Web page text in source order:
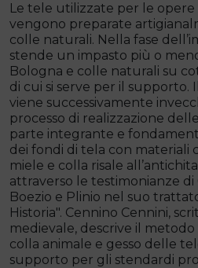
Le tele utilizzate per le opere
vengono preparate
colle naturali. Nella fase
stende un impasto più o
Bologna e colle naturali su
di cui si serve per il supporto.
viene successivamente
processo di realizzazione
parte integrante e
dei fondi di tela con materiali
miele e colla risale
attraverso le testimonianze di
Boezio e Plinio nel suo
Historia". Cennino Cennini,
medievale, descrive il
colla animale e gesso delle
supporto per gli stendardi